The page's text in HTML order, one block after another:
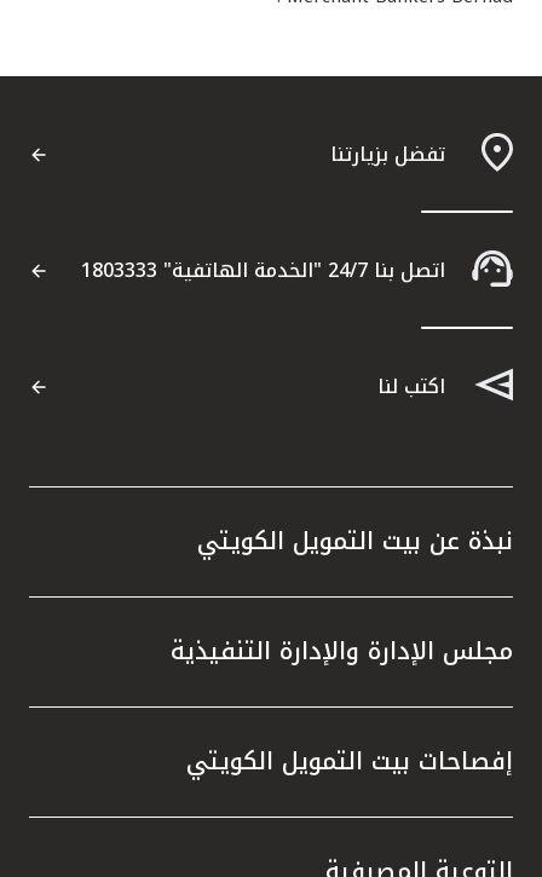
تفضل بزيارتنا
اتصل بنا 24/7 "الخدمة الهاتفية" 1803333
اكتب لنا
نبذة عن بيت التمويل الكويتي
مجلس الإدارة والإدارة التنفيذية
إفصاحات بيت التمويل الكويتي